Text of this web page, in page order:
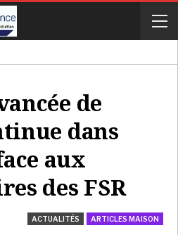
de
dans
aux
des FSR
ACTUALITÉS ARTICLES MAISON